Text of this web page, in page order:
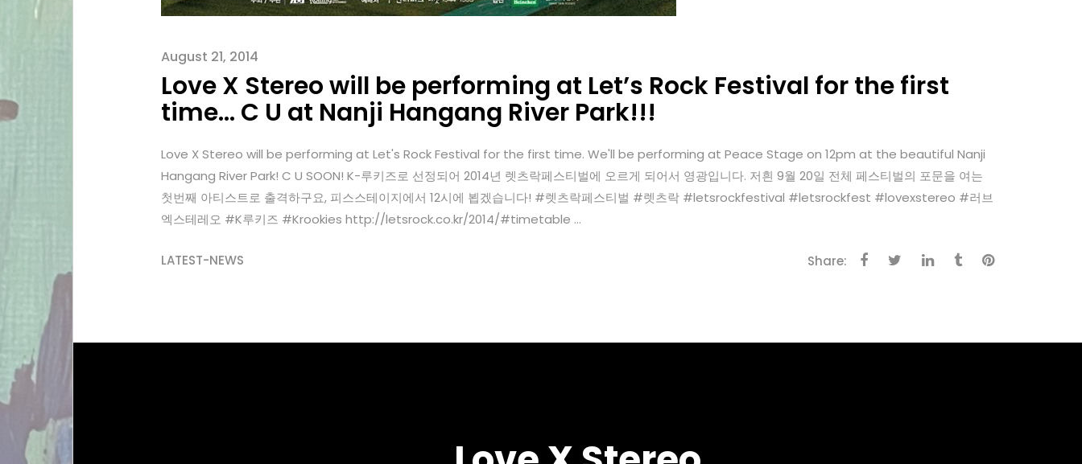
August 21, 2014
Love X Stereo will be performing at Let’s Rock Festival for the first
time… C U at Nanji Hangang River Park!!!
Love X Stereo will be performing at Let's Rock Festival for the first time. We'll be performing at Peace Stage on 12pm at the beautiful Nanji
Hangang River Park! C U SOON! K-루키즈로 선정되어 2014년 렛츠락페스티벌에 오르게 되어서 영광입니다. 저흰 9월 20일 전체 페스티벌의 포문을 여는
첫번째 아티스트로 출격하구요, 피스스테이지에서 12시에 뵙겠습니다! #렛츠락페스티벌 #렛츠락 #letsrockfestival #letsrockfest #lovexstereo #러브
엑스테레오 #K루키즈 #Krookies http://letsrock.co.kr/2014/#timetable ...
LATEST-NEWS Share: